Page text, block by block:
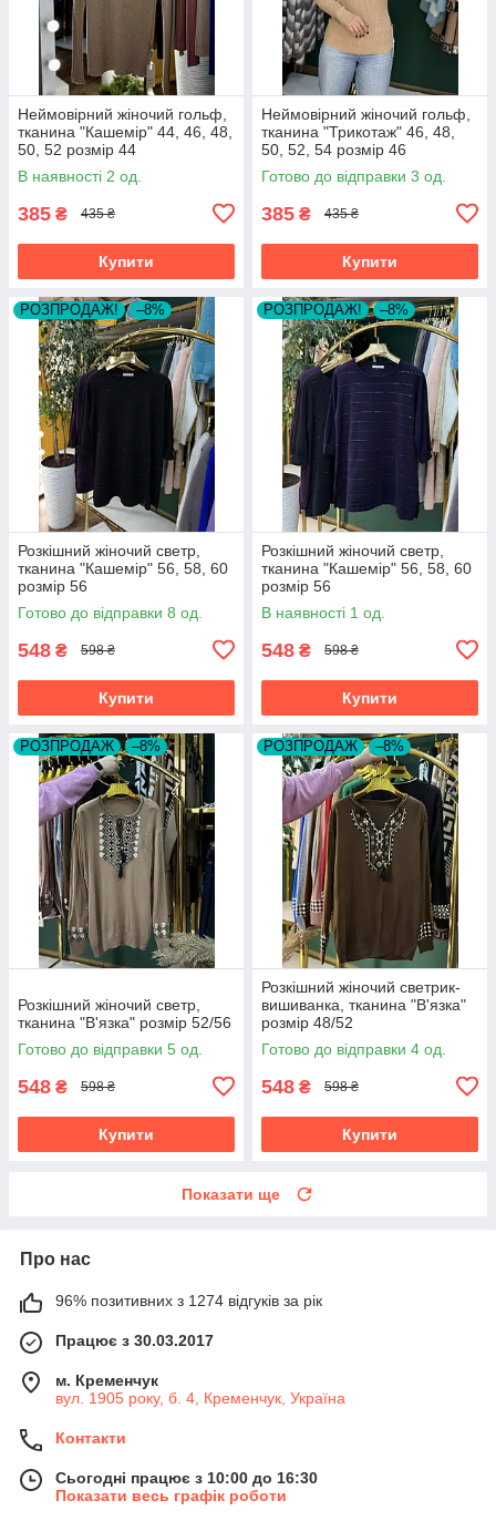
Неймовірний жіночий гольф,
тканина "Кашемір" 44, 46, 48,
50, 52 розмір 44
В наявності 2 од.
385 ₴ 435 ₴
Купити
Неймовірний жіночий гольф,
тканина "Трикотаж" 46, 48,
50, 52, 54 розмір 46
Готово до відправки 3 од.
385 ₴ 435 ₴
Купити
РОЗПРОДАЖ! –8%
Розкішний жіночий светр,
тканина "Кашемір" 56, 58, 60
розмір 56
Готово до відправки 8 од.
548 ₴ 598 ₴
Купити
РОЗПРОДАЖ! –8%
Розкішний жіночий светр,
тканина "Кашемір" 56, 58, 60
розмір 56
В наявності 1 од.
548 ₴ 598 ₴
Купити
РОЗПРОДАЖ –8%
Розкішний жіночий светр,
тканина "В'язка" розмір 52/56
Готово до відправки 5 од.
548 ₴ 598 ₴
Купити
РОЗПРОДАЖ –8%
Розкішний жіночий светрик-
вишиванка, тканина "В'язка"
розмір 48/52
Готово до відправки 4 од.
548 ₴ 598 ₴
Купити
Показати ще
Про нас
96% позитивних з 1274 відгуків за рік
Працює з 30.03.2017
м. Кременчук
вул. 1905 року, б. 4, Кременчук, Україна
Контакти
Сьогодні працює з 10:00 до 16:30
Показати весь графік роботи